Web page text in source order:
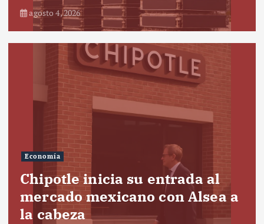
agosto 4, 2026
Economía
Chipotle inicia su entrada al
mercado mexicano con Alsea a
la cabeza